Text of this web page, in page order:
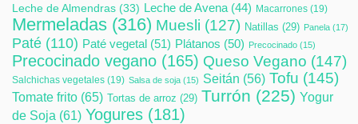
Leche de Almendras (33) Leche de Avena (44) Macarrones (19)
Mermeladas (316) Muesli (127) Natillas (29) Panela (17)
Paté (110) Paté vegetal (51) Plátanos (50) Precocinado (15)
Precocinado vegano (165) Queso Vegano (147)
Salchichas vegetales (19) Salsa de soja (15) Seitán (56) Tofu (145)
Tomate frito (65) Tortas de arroz (29) Turrón (225) Yogur
de Soja (61) Yogures (181)